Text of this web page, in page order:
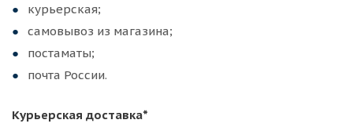
курьерская;
самовывоз из магазина;
постаматы;
почта России.
Курьерская доставка*